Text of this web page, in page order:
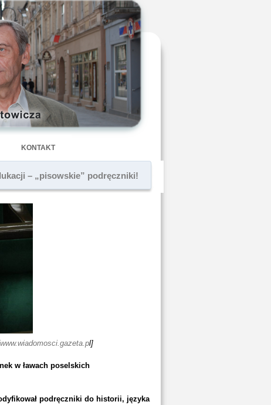
KONTAKT
– „pisowskie” podręczniki!
www.wiadomosci.gazeta.pl]
w ławach poselskich
podręczniki do historii, języka